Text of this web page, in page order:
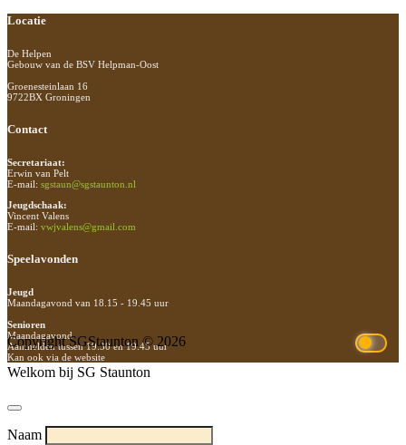
Footer
Locatie
De Helpen
Gebouw van de BSV Helpman-Oost
Groenesteinlaan 16
9722BX Groningen
Contact
Secretariaat:
Erwin van Pelt
E-mail: sgstaun@sgstaunton.nl
Jeugdschaak:
Vincent Valens
E-mail: vwjvalens@gmail.com
Speelavonden
Jeugd
Maandagavond van 18.15 - 19.45 uur
Senioren
Maandagavond
Aanmelden tussen 19.30 en 19.45 uur
Kan ook via de website
Copyright SGStaunton © 2026
Welkom bij SG Staunton
Naam